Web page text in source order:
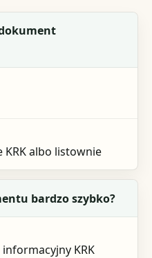
albo listownie
bardzo szybko?
KRK